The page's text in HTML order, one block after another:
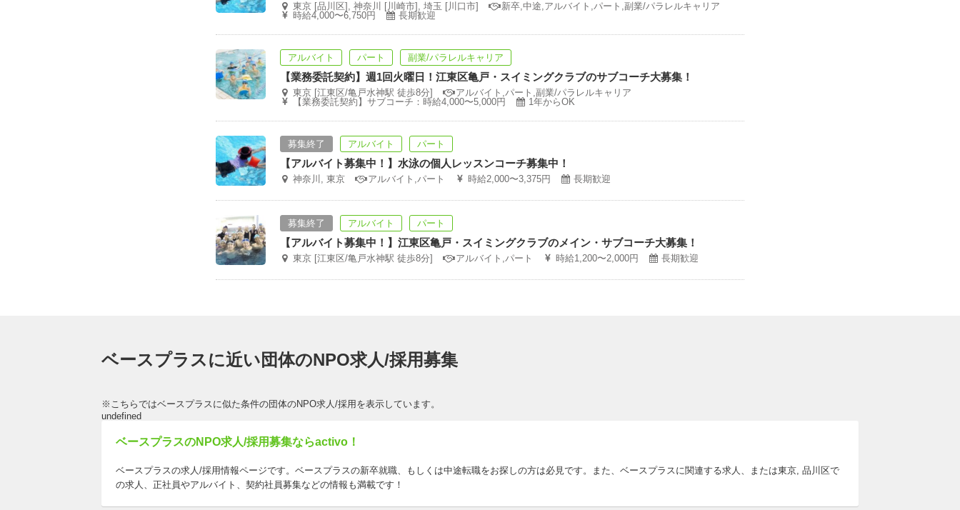
東京 [品川区], 神奈川 [川崎市], 埼玉 [川口市]
新卒,中途,アルバイト,パート,副業/パラレルキャリア
時給4,000〜6,750円
長期歓迎
アルバイト パート 副業/パラレルキャリア
【業務委託契約】週1回火曜日！江東区亀戸・スイミングクラブのサブコーチ大募集！
東京 [江東区/亀戸水神駅 徒歩8分]
アルバイト,パート,副業/パラレルキャリア
【業務委託契約】サブコーチ：時給4,000〜5,000円
1年からOK
募集終了 アルバイト パート
【アルバイト募集中！】水泳の個人レッスンコーチ募集中！
神奈川, 東京 アルバイト,パート 時給2,000〜3,375円 長期歓迎
募集終了 アルバイト パート
【アルバイト募集中！】江東区亀戸・スイミングクラブのメイン・サブコーチ大募集！
東京 [江東区/亀戸水神駅 徒歩8分] アルバイト,パート 時給1,200〜2,000円 長期歓迎
ベースプラスに近い団体のNPO求人/採用募集
※こちらではベースプラスに似た条件の団体のNPO求人/採用を表示しています。
undefined
ベースプラスのNPO求人/採用募集ならactivo！
ベースプラスの求人/採用情報ページです。ベースプラスの新卒就職、もしくは中途転職をお探しの方は必見です。また、ベースプラスに関連する求人、または東京, 品川区で
の求人、正社員やアルバイト、契約社員募集などの情報も満載です！